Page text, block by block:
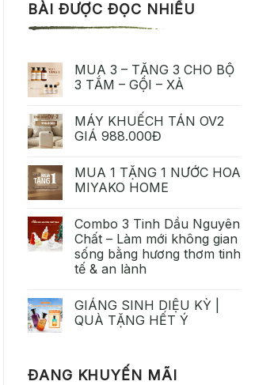
BÀI ĐƯỢC ĐỌC NHIỀU
MUA 3 – TẶNG 3 CHO BỘ
3 TẮM – GỘI – XẢ
MÁY KHUẾCH TÁN OV2
GIÁ 988.000Đ
MUA 1 TẶNG 1 NƯỚC HOA
MIYAKO HOME
Combo 3 Tinh Dầu Nguyên
Chất – Làm mới không gian
sống bằng hương thơm tinh
tế & an lành
GIÁNG SINH DIỆU KỲ |
QUÀ TẶNG HẾT Ý
ĐANG KHUYẾN MÃI